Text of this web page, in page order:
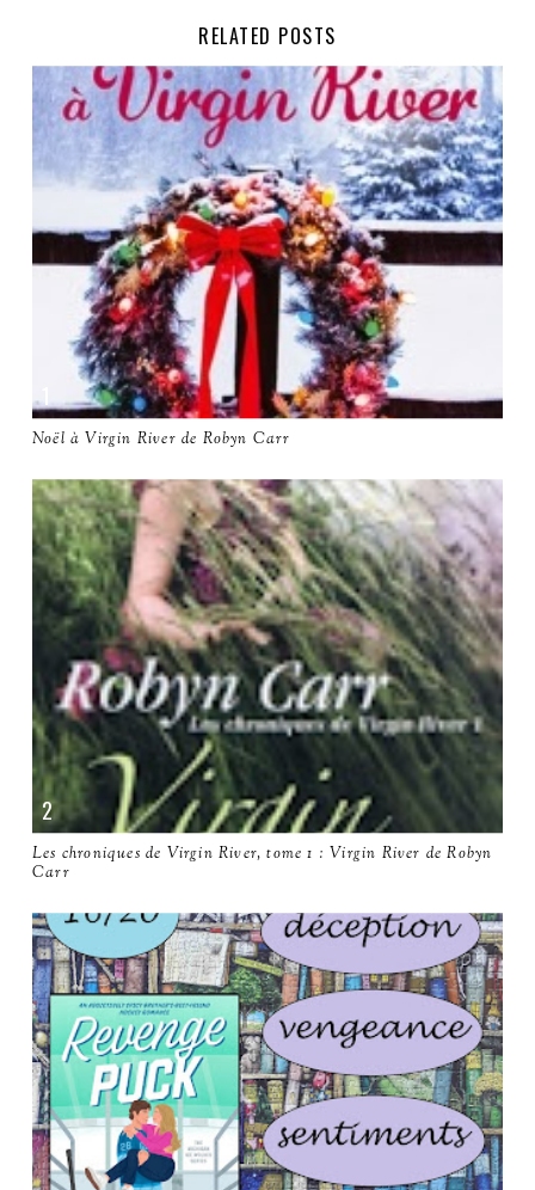
RELATED POSTS
Noël à Virgin River de Robyn Carr
Les chroniques de Virgin River, tome 1 : Virgin River de Robyn
Carr